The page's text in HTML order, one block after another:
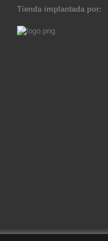
Tienda implantada por: